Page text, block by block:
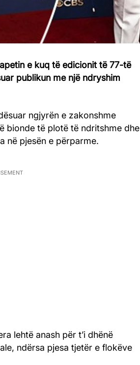
e kuq të edicionit të 77-të
publikun me një ndryshim
ngjyrën e zakonshme
bionde të plotë të ndritshme dhe
në pjesën e përparme.
lehtë anash për t’i dhënë
ndërsa pjesa tjetër e flokëve